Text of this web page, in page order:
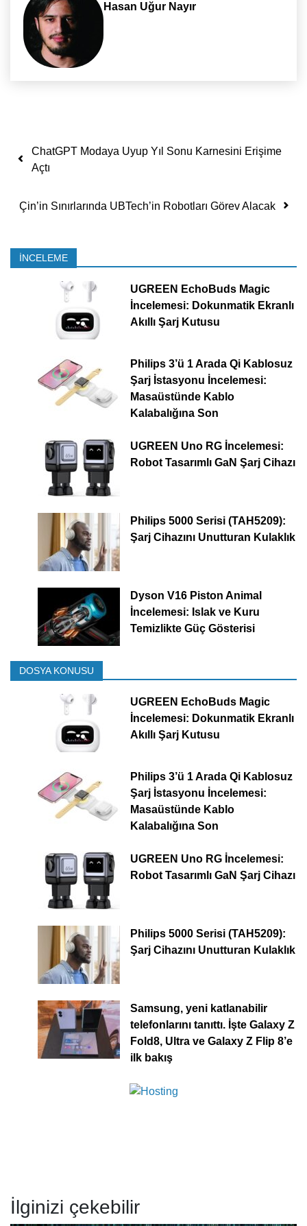
Hasan Uğur Nayır
Yazı dolaşımı
ChatGPT Modaya Uyup Yıl Sonu Karnesini Erişime
Açtı
Çin’in Sınırlarında UBTech’in Robotları Görev Alacak
İNCELEME
UGREEN EchoBuds Magic
İncelemesi: Dokunmatik Ekranlı
Akıllı Şarj Kutusu
Philips 3’ü 1 Arada Qi Kablosuz
Şarj İstasyonu İncelemesi:
Masaüstünde Kablo
Kalabalığına Son
UGREEN Uno RG İncelemesi:
Robot Tasarımlı GaN Şarj Cihazı
Philips 5000 Serisi (TAH5209):
Şarj Cihazını Unutturan Kulaklık
Dyson V16 Piston Animal
İncelemesi: Islak ve Kuru
Temizlikte Güç Gösterisi
DOSYA KONUSU
UGREEN EchoBuds Magic
İncelemesi: Dokunmatik Ekranlı
Akıllı Şarj Kutusu
Philips 3’ü 1 Arada Qi Kablosuz
Şarj İstasyonu İncelemesi:
Masaüstünde Kablo
Kalabalığına Son
UGREEN Uno RG İncelemesi:
Robot Tasarımlı GaN Şarj Cihazı
Philips 5000 Serisi (TAH5209):
Şarj Cihazını Unutturan Kulaklık
Samsung, yeni katlanabilir
telefonlarını tanıttı. İşte Galaxy Z
Fold8, Ultra ve Galaxy Z Flip 8’e
ilk bakış
İlginizi çekebilir